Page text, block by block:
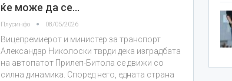
ќе може да се…
Плусинфо 08/05/2026
Вицепремиерот и министер за транспорт
Александар Николоски тврди дека изградбата
на автопатот Прилеп-Битола се движи со
силна динамика. Според него, едната страна